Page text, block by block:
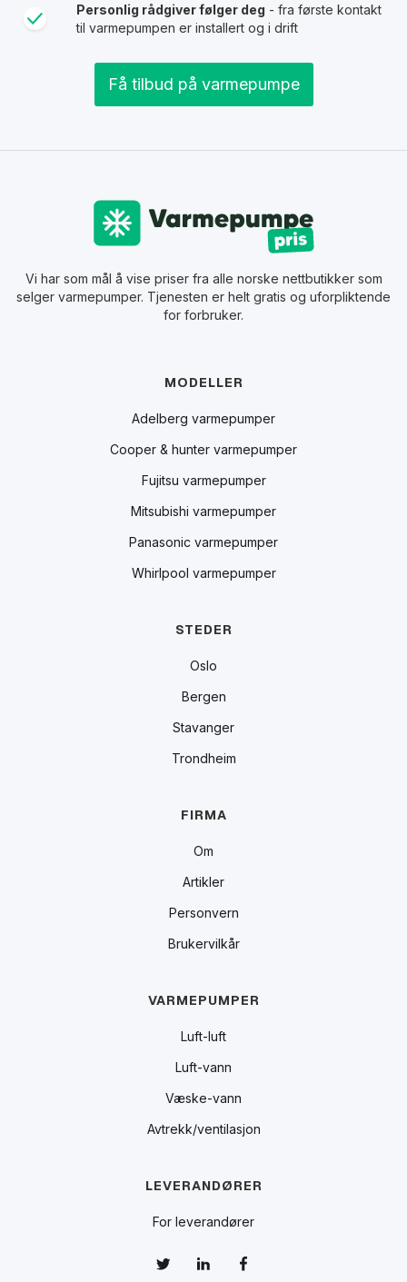
Personlig rådgiver følger deg - fra første kontakt
til varmepumpen er installert og i drift
Få tilbud på varmepumpe
Vi har som mål å vise priser fra alle norske nettbutikker som
selger varmepumper. Tjenesten er helt gratis og uforpliktende
for forbruker.
MODELLER
Adelberg varmepumper
Cooper & hunter varmepumper
Fujitsu varmepumper
Mitsubishi varmepumper
Panasonic varmepumper
Whirlpool varmepumper
STEDER
Oslo
Bergen
Stavanger
Trondheim
FIRMA
Om
Artikler
Personvern
Brukervilkår
VARMEPUMPER
Luft-luft
Luft-vann
Væske-vann
Avtrekk/ventilasjon
LEVERANDØRER
For leverandører